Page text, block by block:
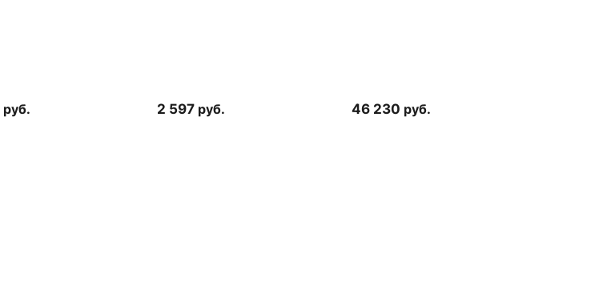
руб. 2 597 руб. 46 230 руб.